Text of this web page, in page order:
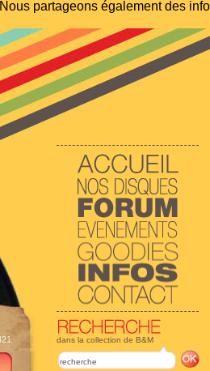
partageons également des
dans la collection de B&M